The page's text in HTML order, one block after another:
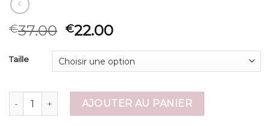
€37.00 €22.00
Taille
quantité de pull vertAJOUTER AU PANIER